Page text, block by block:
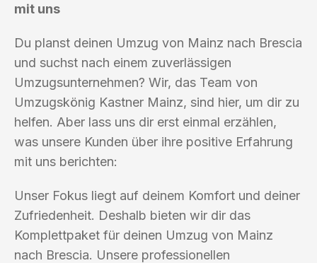
mit uns
Du planst deinen Umzug von Mainz nach Brescia
und suchst nach einem zuverlässigen
Umzugsunternehmen? Wir, das Team von
Umzugskönig Kastner Mainz, sind hier, um dir zu
helfen. Aber lass uns dir erst einmal erzählen,
was unsere Kunden über ihre positive Erfahrung
mit uns berichten:
Unser Fokus liegt auf deinem Komfort und deiner
Zufriedenheit. Deshalb bieten wir dir das
Komplettpaket für deinen Umzug von Mainz
nach Brescia. Unsere professionellen